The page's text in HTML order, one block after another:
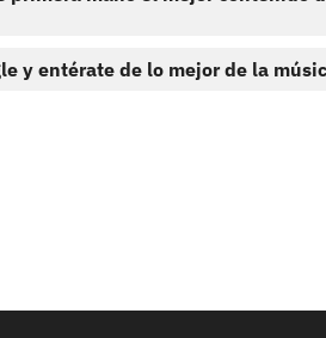
y entérate de lo mejor de la